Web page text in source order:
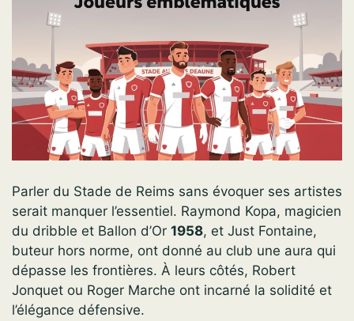
Parler du Stade de Reims sans évoquer ses artistes
serait manquer l’essentiel. Raymond Kopa, magicien
du dribble et Ballon d’Or 1958, et Just Fontaine,
buteur hors norme, ont donné au club une aura qui
dépasse les frontières. À leurs côtés, Robert
Jonquet ou Roger Marche ont incarné la solidité et
l’élégance défensive.